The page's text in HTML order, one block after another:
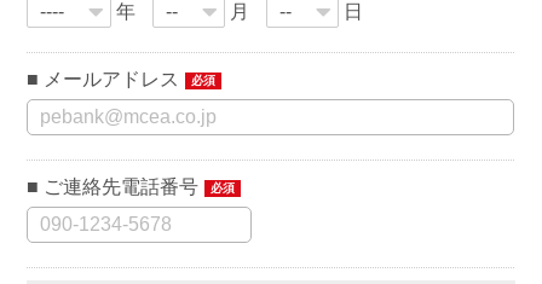
年 月 日
メールアドレス 必須
ご連絡先電話番号 必須